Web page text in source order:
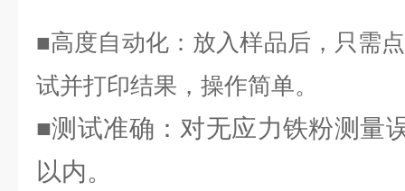
■高度自动化：放入样品后，只需
试并打印结果，操作简单。
■测试准确：对无应力铁粉测量
以内。